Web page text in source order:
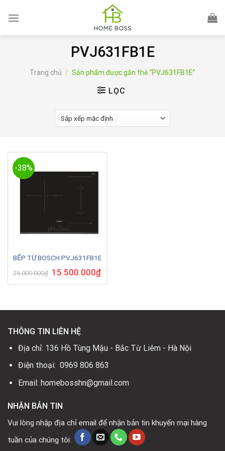
PVJ631FB1E
Trang chủ / Sản phẩm được gắn thẻ “PVJ631FB1E”
LỌC
-38%
BẾP TỪ BOSCH PVJ631FB1E
25.000.000₫ Giá
gốc
là:
15.500.000₫Giá
hiện
tại
THÔNG TIN LIÊN HỆ
Địa chỉ: 136 Hồ Tùng Mậu - Bắc Từ Liêm - Hà Nội
Điện thoại: 0969 806 863
Email: homebosshn@gmail.com
NHẬN BẢN TIN
Vui lòng nhập địa chỉ email để nhận bản tin khuyến mại hàng
tuần của chúng tôi: